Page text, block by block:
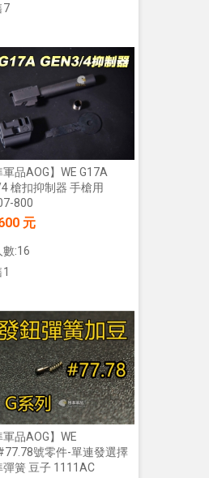
7
加入購物車
軍品AOG】WE G17A
槍扣抑制器 手槍用
800
元
數:16
加入購物車
軍品AOG】WE
號零件-單連發選擇
彈簧 豆子 1111AC